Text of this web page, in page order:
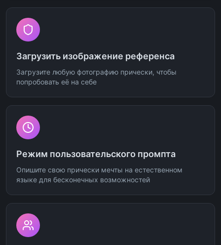
Загрузить изображение референса
Загрузите любую фотографию прически, чтобы
попробовать её на себе
Режим пользовательского промпта
Опишите свою прически мечты на естественном
языке для бесконечных возможностей